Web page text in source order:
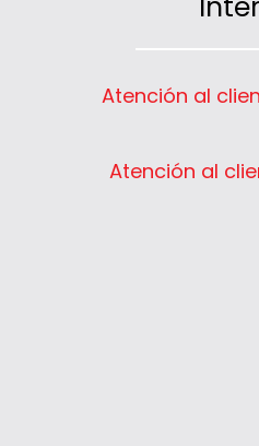
Atención al
Atención al